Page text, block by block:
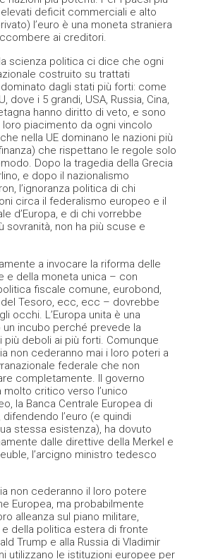
deficit commerciali e alto
l’euro è una moneta straniera
ai creditori.
scienza politica ci dice che ogni
costruito su trattati
dagli stati più forti: come
dove i 5 grandi, USA, Russia, Cina,
hanno diritto di veto, e sono
loro piacimento da ogni vincolo
nella UE dominano le nazioni più
che rispettano le regole solo
Dopo la tragedia della Grecia
e dopo il nazionalismo
l’ignoranza politica di chi
circa il federalismo europeo e il
d’Europa, e di chi vorrebbe
sovranità, non ha più scuse e
a invocare la riforma delle
e della moneta unica – con
fiscale comune, eurobond,
Tesoro, ecc, ecc – dovrebbe
occhi. L’Europa unita è una
un incubo perché prevede la
deboli ai più forti. Comunque
non cederanno mai i loro poteri a
federale che non
completamente. Il governo
critico verso l’unico
la Banca Centrale Europea di
difendendo l’euro (e quindi
stessa esistenza), ha dovuto
dalle direttive della Merkel e
l’arcigno ministro tedesco
non cederanno il loro potere
Europea, ma probabilmente
alleanza sul piano militare,
e della politica estera di fronte
Trump e alla Russia di Vladimir
utilizzano le istituzioni europee per